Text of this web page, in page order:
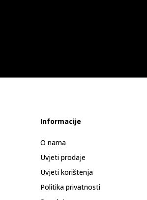
Informacije
O nama
Uvjeti prodaje
Uvjeti korištenja
Politika privatnosti